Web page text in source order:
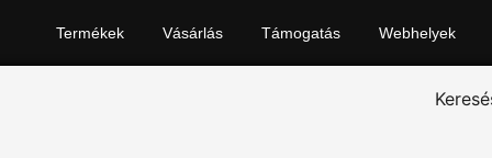
Termékek Vásárlás Támogatás Webhelyek